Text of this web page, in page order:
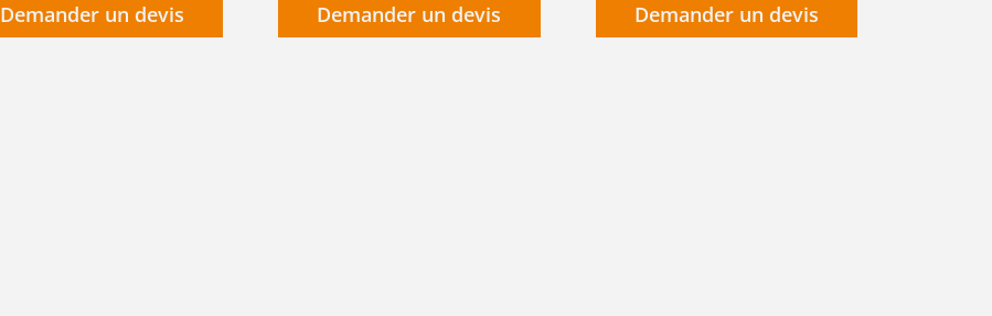
Demander un devis
Demander un devis
Demander un devis